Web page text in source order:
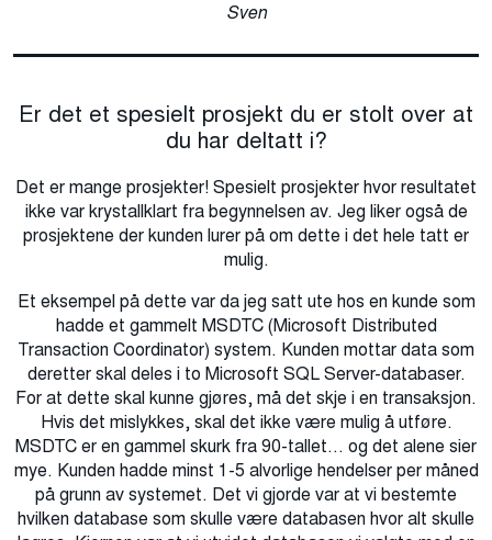
Sven
Er det et spesielt prosjekt du er stolt over at
du har deltatt i?
Det er mange prosjekter! Spesielt prosjekter hvor resultatet
ikke var krystallklart fra begynnelsen av. Jeg liker også de
prosjektene der kunden lurer på om dette i det hele tatt er
mulig.
Et eksempel på dette var da jeg satt ute hos en kunde som
hadde et gammelt MSDTC (Microsoft Distributed
Transaction Coordinator) system. Kunden mottar data som
deretter skal deles i to Microsoft SQL Server-databaser.
For at dette skal kunne gjøres, må det skje i en transaksjon.
Hvis det mislykkes, skal det ikke være mulig å utføre.
MSDTC er en gammel skurk fra 90-tallet… og det alene sier
mye. Kunden hadde minst 1-5 alvorlige hendelser per måned
på grunn av systemet. Det vi gjorde var at vi bestemte
hvilken database som skulle være databasen hvor alt skulle